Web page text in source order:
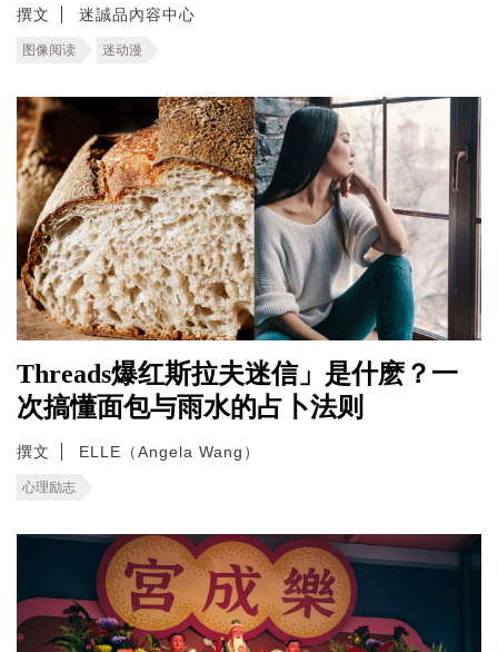
撰文 迷誠品內容中心
图像阅读 迷动漫
Threads爆红斯拉夫迷信」是什麽？一
次搞懂面包与雨水的占卜法则
撰文 ELLE（Angela Wang）
心理励志